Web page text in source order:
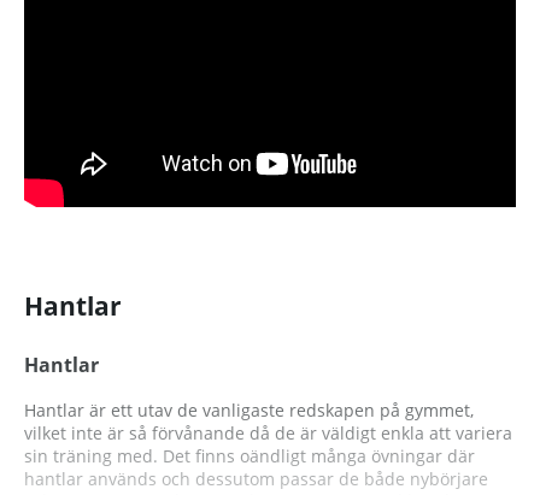
Hantlar
Hantlar
Hantlar är ett utav de vanligaste redskapen på gymmet,
vilket inte är så förvånande då de är väldigt enkla att variera
sin träning med. Det finns oändligt många övningar där
hantlar används och dessutom passar de både nybörjare